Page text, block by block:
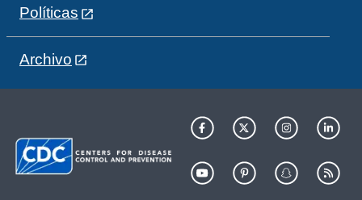
Políticas
Archivo